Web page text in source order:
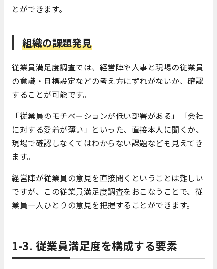
とができます。
組織の課題発見
従業員満足度調査では、経営陣や人事と現場の従業員
の意識・目標設定などの考え方にずれがないか、確認
することが可能です。
「従業員のモチベーションが低い部署がある」「会社
に対する愛着が薄い」といった、直接本人に聞くか、
現場で確認しなくてはわからない課題なども見えてき
ます。
経営陣が従業員の意見を直接聞くということは難しい
ですが、この従業員満足度調査をおこなうことで、従
業員一人ひとりの意見を把握することができます。
1-3. 従業員満足度を構成する要素